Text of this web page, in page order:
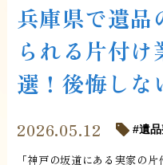
兵庫県で遺品
られる片付
選！後悔しな
2026.05.12 遺
「神戸の坂道にある実家の